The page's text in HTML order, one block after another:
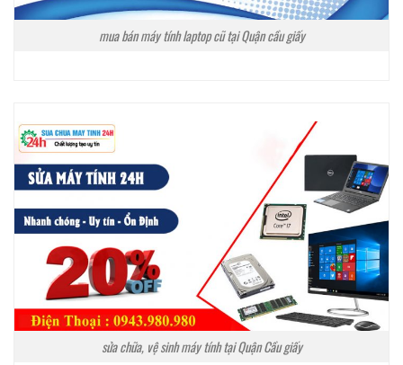
mua bán máy tính laptop cũ tại Quận cầu giấy
sửa chữa, vệ sinh máy tính tại Quận Cầu giấy